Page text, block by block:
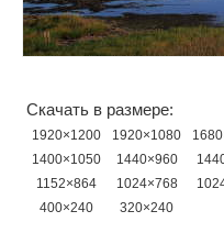
Скачать в размере:
1920×1200 1920×1080
1400×1050
1440×960
1152×864
1024×768
400×240
320×240